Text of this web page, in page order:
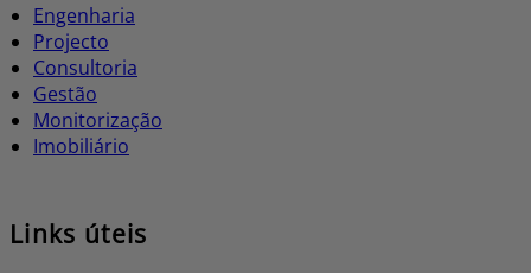
Engenharia
Projecto
Consultoria
Gestão
Monitorização
Imobiliário
Links úteis